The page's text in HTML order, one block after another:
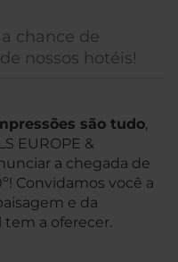
chance de
nossos hotéis!
são tudo,
EUROPE &
a chegada de
Convidamos você a
e da
a oferecer.